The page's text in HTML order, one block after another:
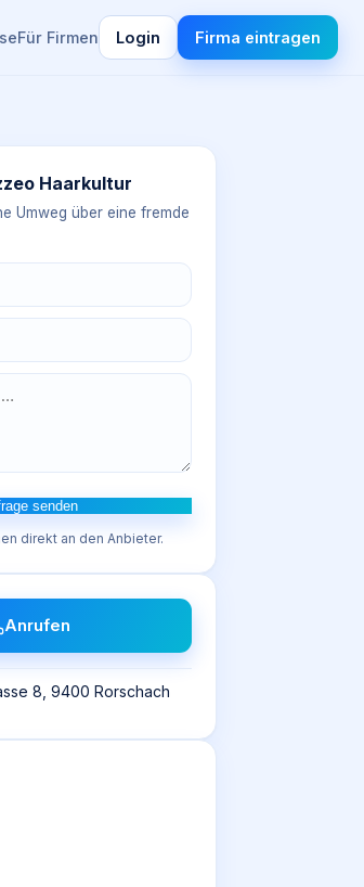
Für Firmen Login Firma eintragen
Haarkultur
Umweg über eine fremde
senden
direkt an den Anbieter.
Anrufen
8, 9400 Rorschach